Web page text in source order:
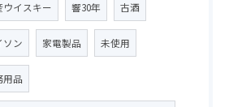
ウイスキー 響30年 古酒
ソン 家電製品 未使用
用品